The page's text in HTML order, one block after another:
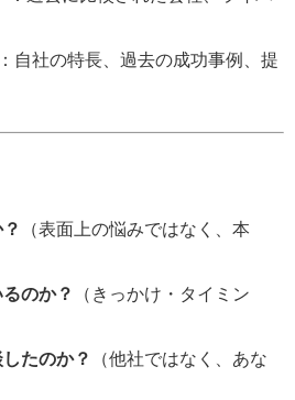
：自社の特長、過去の成功事例、提
（表面上の悩みではなく、本
のか？
（きっかけ・タイミン
たのか？
（他社ではなく、あな